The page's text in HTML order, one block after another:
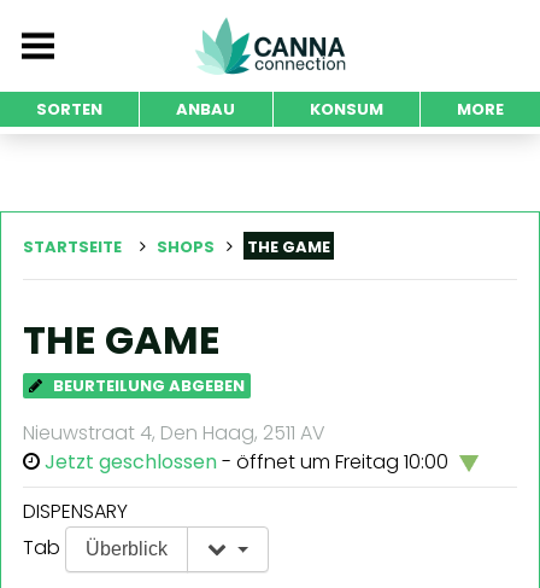
SORTEN ANBAU KONSUM MORE
STARTSEITE SHOPS THE GAME
THE GAME
BEURTEILUNG ABGEBEN
Nieuwstraat 4, Den Haag, 2511 AV
Jetzt geschlossen- öffnet um Freitag 10:00
DISPENSARY
Tab
Überblick